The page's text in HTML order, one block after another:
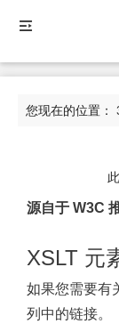
您现在的位置：
源自于 W3C
XSLT 元
如果您需要有
列中的链接。